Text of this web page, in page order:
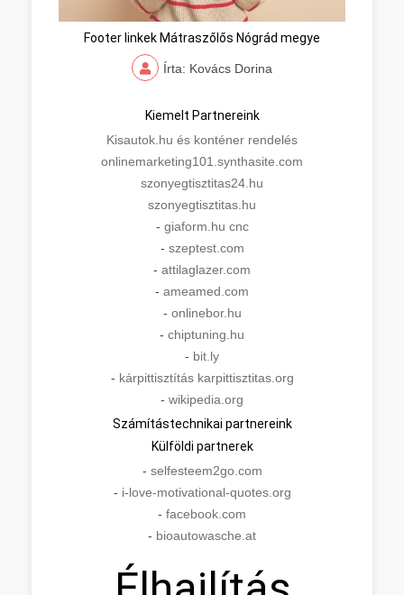
Footer linkek Mátraszőlős Nógrád megye
Írta: Kovács Dorina
Kiemelt Partnereink
Kisautok.hu és konténer rendelés
onlinemarketing101.synthasite.com
szonyegtisztitas24.hu
szonyegtisztitas.hu
- giaform.hu cnc
- szeptest.com
- attilaglazer.com
- ameamed.com
- onlinebor.hu
- chiptuning.hu
- bit.ly
- kárpittisztítás karpittisztitas.org
- wikipedia.org
Számítástechnikai partnereink
Külföldi partnerek
- selfesteem2go.com
- i-love-motivational-quotes.org
- facebook.com
- bioautowasche.at